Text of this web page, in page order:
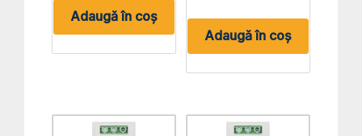
Adaugă în coș
Adaugă în coș